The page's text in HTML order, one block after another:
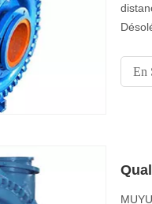
doit
En